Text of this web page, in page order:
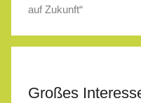
auf Zukunft“
Großes